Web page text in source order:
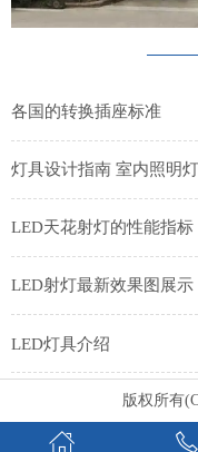
各国的转换插座标准
灯具设计指南 室内照明
LED天花射灯的性能指标
LED射灯最新效果图展示
LED灯具介绍
版权所有